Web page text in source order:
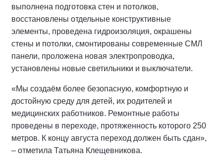
выполнена подготовка стен и потолков,
восстановлены отдельные конструктивные
элементы, проведена гидроизоляция, окрашены
стены и потолки, смонтированы современные СМЛ
панели, проложена новая электропроводка,
установлены новые светильники и выключатели.
«Мы создаём более безопасную, комфортную и
достойную среду для детей, их родителей и
медицинских работников. Ремонтные работы
проведены в переходе, протяженность которого 250
метров. К концу августа переход должен быть сдан»,
– отметила Татьяна Клещевникова.